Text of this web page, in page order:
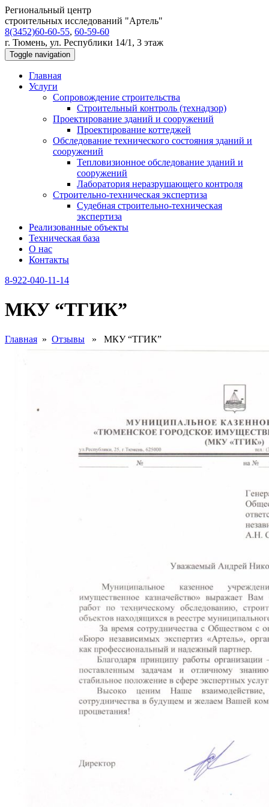
Региональный центр
строительных исследований "Артель"
8(3452)60-60-55, 60-59-60
г. Тюмень, ул. Республики 14/1, 3 этаж
Toggle navigation
Главная
Услуги
Сопровождение строительства
Строительный контроль (технадзор)
Проектирование зданий и сооружений
Проектирование коттеджей
Обследование технического состояния зданий и
сооружений
Тепловизионное обследование зданий и
сооружений
Лаборатория неразрушающего контроля
Строительно-техническая экспертиза
Судебная строительно-техническая
экспертиза
Реализованные объекты
Техническая база
О нас
Контакты
8-922-040-11-14
МКУ “ТГИК”
Главная » Отзывы » МКУ “ТГИК”